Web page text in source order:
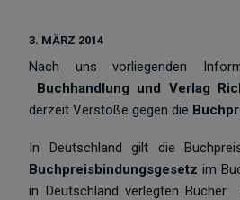
3. MÄRZ 2014
Nach uns vorliegenden
Buchhandlung und Verlag
derzeit Verstöße gegen die
In Deutschland gilt die
Buchpreisbindungsgesetzim
in Deutschland verlegten